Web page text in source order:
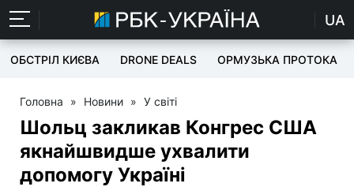
UA
ОБСТРІЛ КИЄВА DRONE DEALS ОРМУЗЬКА ПРОТОКА
Головна » Новини » У світі
Шольц закликав Конгрес США
якнайшвидше ухвалити
допомогу Україні